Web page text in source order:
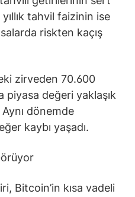
tahvil faizinin ise
riskten kaçış
zirveden 70.600
değeri yaklaşık
dönemde
kaybı yaşadı.
Bitcoin’in kısa vadeli